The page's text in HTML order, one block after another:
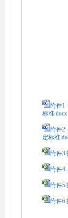
附件1
标准.docx
附件2
定标准
附件3
附件4
附件5
附件6